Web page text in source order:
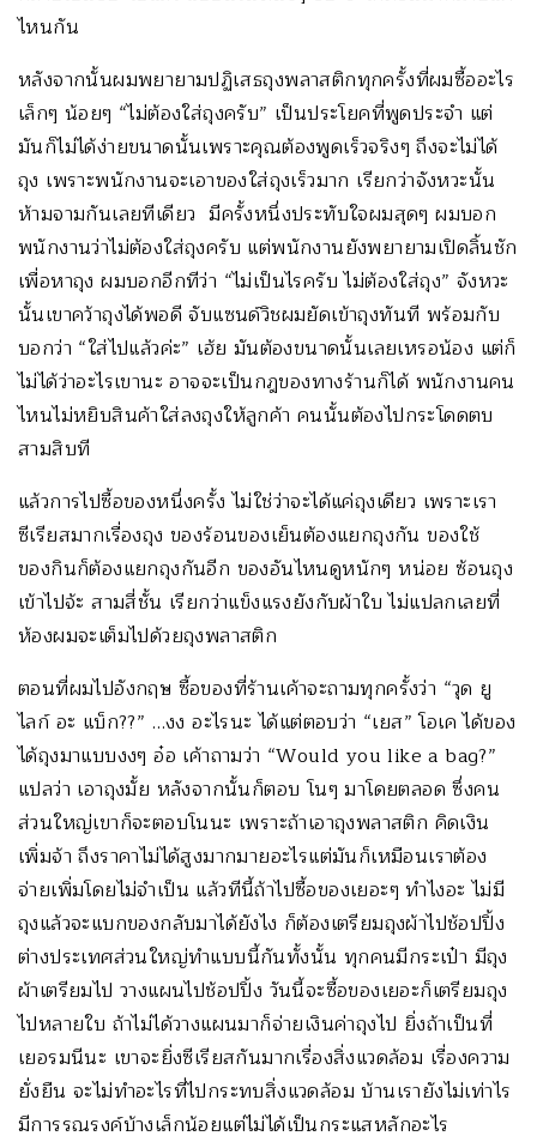
ไหนกัน
หลังจากนั้นผมพยายามปฏิเสธถุงพลาสติกทุกครั้งที่ผมซื้ออะไร
เล็กๆ น้อยๆ “ไม่ต้องใส่ถุงครับ” เป็นประโยคที่พูดประจำ แต่
มันก็ไม่ได้ง่ายขนาดนั้นเพราะคุณต้องพูดเร็วจริงๆ ถึงจะไม่ได้
ถุง เพราะพนักงานจะเอาของใส่ถุงเร็วมาก เรียกว่าจังหวะนั้น
ห้ามจามกันเลยทีเดียว มีครั้งหนึ่งประทับใจผมสุดๆ ผมบอก
พนักงานว่าไม่ต้องใส่ถุงครับ แต่พนักงานยังพยายามเปิดลิ้นชัก
เพื่อหาถุง ผมบอกอีกทีว่า “ไม่เป็นไรครับ ไม่ต้องใส่ถุง” จังหวะ
นั้นเขาคว้าถุงได้พอดี จับแซนด์วิชผมยัดเข้าถุงทันที พร้อมกับ
บอกว่า “ใส่ไปแล้วค่ะ” เฮ้ย มันต้องขนาดนั้นเลยเหรอน้อง แต่ก็
ไม่ได้ว่าอะไรเขานะ อาจจะเป็นกฎของทางร้านก็ได้ พนักงานคน
ไหนไม่หยิบสินค้าใส่ลงถุงให้ลูกค้า คนนั้นต้องไปกระโดดตบ
สามสิบที
แล้วการไปซื้อของหนึ่งครั้ง ไม่ใช่ว่าจะได้แค่ถุงเดียว เพราะเรา
ซีเรียสมากเรื่องถุง ของร้อนของเย็นต้องแยกถุงกัน ของใช้
ของกินก็ต้องแยกถุงกันอีก ของอันไหนดูหนักๆ หน่อย ซ้อนถุง
เข้าไปจ้ะ สามสี่ชั้น เรียกว่าแข็งแรงยังกับผ้าใบ ไม่แปลกเลยที่
ห้องผมจะเต็มไปด้วยถุงพลาสติก
ตอนที่ผมไปอังกฤษ ซื้อของที่ร้านเค้าจะถามทุกครั้งว่า “วุด ยู
ไลก์ อะ แบ็ก??” …งง อะไรนะ ได้แต่ตอบว่า “เยส” โอเค ได้ของ
ได้ถุงมาแบบงงๆ อ๋อ เค้าถามว่า “Would you like a bag?”
แปลว่า เอาถุงมั้ย หลังจากนั้นก็ตอบ โนๆ มาโดยตลอด ซึ่งคน
ส่วนใหญ่เขาก็จะตอบโนนะ เพราะถ้าเอาถุงพลาสติก คิดเงิน
เพิ่มจ้า ถึงราคาไม่ได้สูงมากมายอะไรแต่มันก็เหมือนเราต้อง
จ่ายเพิ่มโดยไม่จำเป็น แล้วทีนี้ถ้าไปซื้อของเยอะๆ ทำไงอะ ไม่มี
ถุงแล้วจะแบกของกลับมาได้ยังไง ก็ต้องเตรียมถุงผ้าไปช้อปปิ้ง
ต่างประเทศส่วนใหญ่ทำแบบนี้กันทั้งนั้น ทุกคนมีกระเป๋า มีถุง
ผ้าเตรียมไป วางแผนไปช้อปปิ้ง วันนี้จะซื้อของเยอะก็เตรียมถุง
ไปหลายใบ ถ้าไม่ได้วางแผนมาก็จ่ายเงินค่าถุงไป ยิ่งถ้าเป็นที่
เยอรมนีนะ เขาจะยิ่งซีเรียสกันมากเรื่องสิ่งแวดล้อม เรื่องความ
ยั่งยืน จะไม่ทำอะไรที่ไปกระทบสิ่งแวดล้อม บ้านเรายังไม่เท่าไร
มีการรณรงค์บ้างเล็กน้อยแต่ไม่ได้เป็นกระแสหลักอะไร